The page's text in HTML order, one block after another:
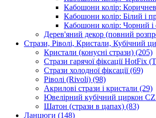
Кабошони колір:
Кабошони колір: Білий і
Кабошони колір: Чорний і
Дерев'яний декор (повний
Стрази, Ріволі, Кристали, Кубічний
Кристали (конусні стрази) (205)
Стрази гарячої фіксації HotFix
Стрази холодної фіксації(69)
Ріволі (Rivoli) (98)
Акрилові стрази і кристали (29)
Ювелірний кубічний циркон CZ
Шатон (стрази в цапах) (83)
Ланцюги (148)